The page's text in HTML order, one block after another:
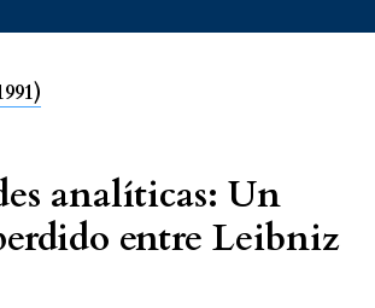
analíticas: Un
entre Leibniz